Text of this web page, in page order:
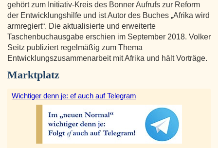
gehört zum Initiativ-Kreis des Bonner Aufrufs zur Reform
der Entwicklungshilfe und ist Autor des Buches „Afrika wird
armregiert“. Die aktualisierte und erweiterte
Taschenbuchausgabe erschien im September 2018. Volker
Seitz publiziert regelmäßig zum Thema
Entwicklungszusammenarbeit mit Afrika und hält Vorträge.
Marktplatz
Wichtiger denn je: ef auch auf Telegram